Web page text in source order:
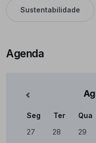
Sustentabilidade
Agenda
Calendário
Seg Ter Qua
27 28 29